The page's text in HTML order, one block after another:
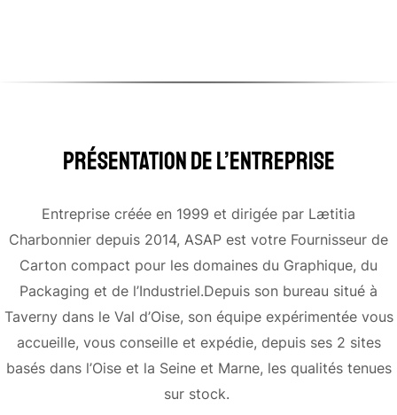
Présentation De L’Entreprise
Entreprise créée en 1999 et dirigée par Lætitia
Charbonnier depuis 2014, ASAP est votre Fournisseur de
Carton compact pour les domaines du Graphique, du
Packaging et de l’Industriel.Depuis son bureau situé à
Taverny dans le Val d’Oise, son équipe expérimentée vous
accueille, vous conseille et expédie, depuis ses 2 sites
basés dans l’Oise et la Seine et Marne, les qualités tenues
sur stock.